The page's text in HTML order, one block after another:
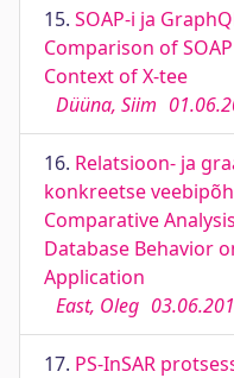
15. SOAP-i ja
Comparison of
Context of X-tee
Düüna, Siim
16. Relatsioon- ja
konkreetse
Comparative
Database Behavior
Application
East, Oleg
17. PS-InSAR